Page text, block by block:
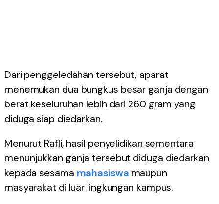
Dari penggeledahan tersebut, aparat
menemukan dua bungkus besar ganja dengan
berat keseluruhan lebih dari 260 gram yang
diduga siap diedarkan.
Menurut Rafli, hasil penyelidikan sementara
menunjukkan ganja tersebut diduga diedarkan
kepada sesama mahasiswa maupun
masyarakat di luar lingkungan kampus.